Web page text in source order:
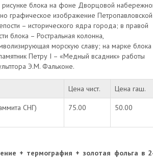
рисунке блока на фоне Дворцовой
графическое изображение Петропавловской
– исторического ядра города; в правой
блока – Ростральная колонна,
морскую славу; на марке блока
Петру I – «Медный всадник» работы
Э.М. Фальконе.
Цена чист. Цена гаш.
СНГ)
75.00 50.00
+ термография + золотая фольга в